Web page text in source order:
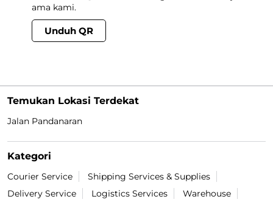
ama kami.
Unduh QR
Temukan Lokasi Terdekat
Jalan Pandanaran
Kategori
Courier Service
Shipping Services & Supplies
Delivery Service
Logistics Services
Warehouse